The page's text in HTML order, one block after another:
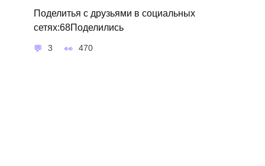
Поделитья с друзьями в социальных
сетях:68Поделились
3 470